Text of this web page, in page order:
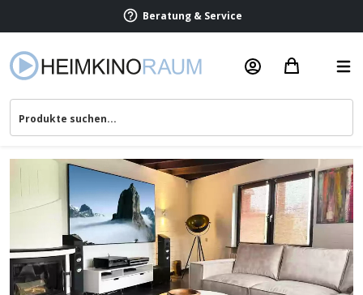
Termin vereinbaren